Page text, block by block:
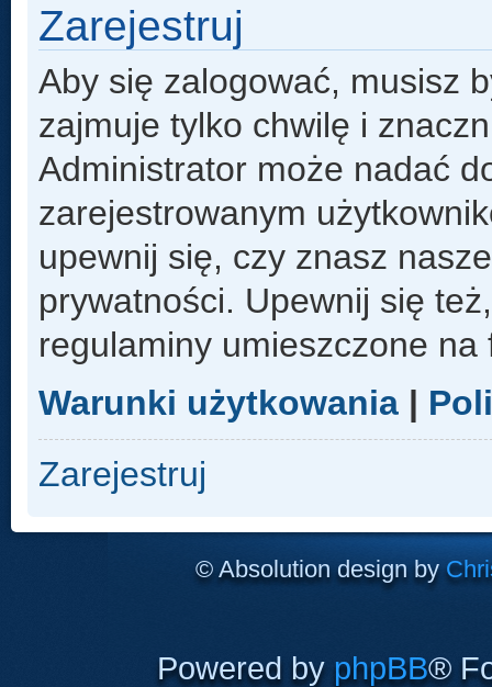
Zarejestruj
Aby się zalogować, musisz
zajmuje tylko chwilę i
Administrator może nadać
zarejestrowanym
upewnij się, czy znasz
prywatności. Upewnij się
regulaminy umieszczone na
Warunki użytkowania |
Zarejestruj
© Absolution design by
Powered by phpBB®